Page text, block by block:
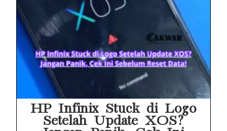
HP Infinix Stuck di Logo
Setelah Update XOS?